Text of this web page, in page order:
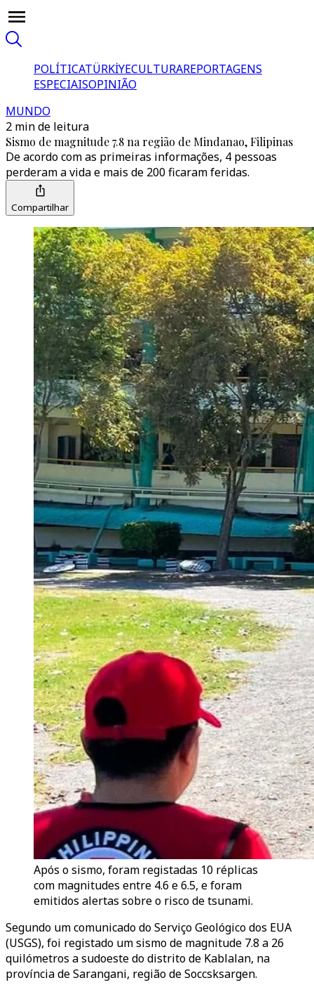
POLÍTICATÜRKİYECULTURAREPORTAGENS
ESPECIAISOPINIÃO
MUNDO
2 min de leitura
Sismo de magnitude 7.8 na região de Mindanao, Filipinas
De acordo com as primeiras informações, 4 pessoas
perderam a vida e mais de 200 ficaram feridas.
Compartilhar
Após o sismo, foram registadas 10 réplicas
com magnitudes entre 4.6 e 6.5, e foram
emitidos alertas sobre o risco de tsunami.
Segundo um comunicado do Serviço Geológico dos EUA
(USGS), foi registado um sismo de magnitude 7.8 a 26
quilómetros a sudoeste do distrito de Kablalan, na
província de Sarangani, região de Soccsksargen.